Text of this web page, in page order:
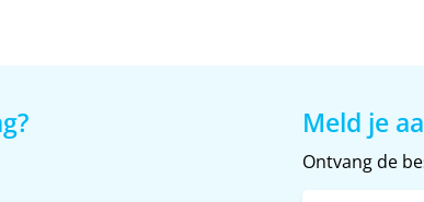
Meld je
Ontvang de